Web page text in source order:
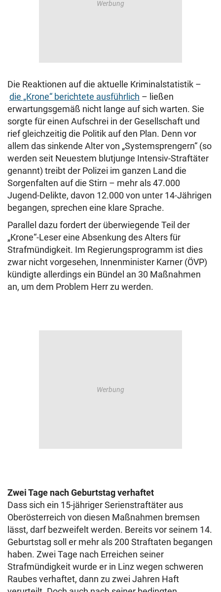
Die Reaktionen auf die aktuelle Kriminalstatistik –
die „Krone“ berichtete ausführlich – ließen
erwartungsgemäß nicht lange auf sich warten. Sie
sorgte für einen Aufschrei in der Gesellschaft und
rief gleichzeitig die Politik auf den Plan. Denn vor
allem das sinkende Alter von „Systemsprengern“ (so
werden seit Neuestem blutjunge Intensiv-Straftäter
genannt) treibt der Polizei im ganzen Land die
Sorgenfalten auf die Stirn – mehr als 47.000
Jugend-Delikte, davon 12.000 von unter 14-Jährigen
begangen, sprechen eine klare Sprache.
Parallel dazu fordert der überwiegende Teil der
„Krone“-Leser eine Absenkung des Alters für
Strafmündigkeit. Im Regierungsprogramm ist dies
zwar nicht vorgesehen, Innenminister Karner (ÖVP)
kündigte allerdings ein Bündel an 30 Maßnahmen
an, um dem Problem Herr zu werden.
Zwei Tage nach Geburtstag verhaftet
Dass sich ein 15-jähriger Serienstraftäter aus
Oberösterreich von diesen Maßnahmen bremsen
lässt, darf bezweifelt werden. Bereits vor seinem 14.
Geburtstag soll er mehr als 200 Straftaten begangen
haben. Zwei Tage nach Erreichen seiner
Strafmündigkeit wurde er in Linz wegen schweren
Raubes verhaftet, dann zu zwei Jahren Haft